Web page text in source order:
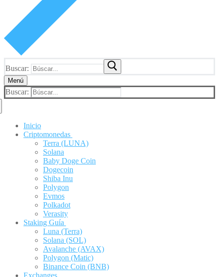
Buscar:
Menú
Buscar:
Inicio
Criptomonedas
Terra (LUNA)
Solana
Baby Doge Coin
Dogecoin
Shiba Inu
Polygon
Evmos
Polkadot
Verasity
Staking Guía
Luna (Terra)
Solana (SOL)
Avalanche (AVAX)
Polygon (Matic)
Binance Coin (BNB)
Exchanges